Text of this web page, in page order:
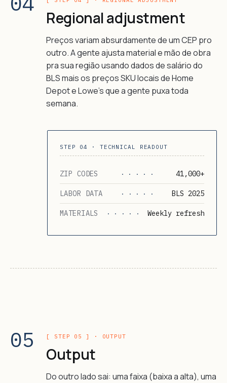
Regional adjustment
Preços variam absurdamente de um CEP pro
outro. A gente ajusta material e mão de obra
pra sua região usando dados de salário do
BLS mais os preços SKU locais de Home
Depot e Lowe's que a gente puxa toda
semana.
STEP 04 · TECHNICAL READOUT
ZIP CODES · · · · · 41,000+
LABOR DATA · · · · · BLS 2025
MATERIALS · · · · · Weekly refresh
05 [ STEP 05 ] · OUTPUT
Output
Do outro lado sai: uma faixa (baixa a alta), uma